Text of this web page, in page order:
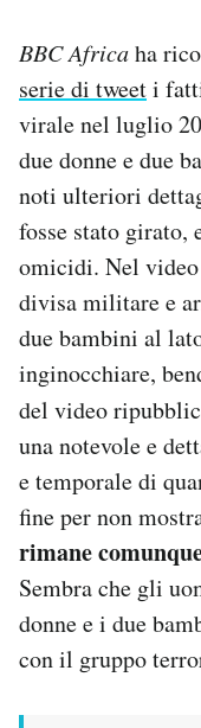
CALENDARIO
AREA
Area Personale
Newsletter
Notifiche mobile
Regala il Post
Hai bisogno di
Esci
BBC Africaha
serie di tweeti
virale nel luglio
due donne e due
noti ulteriori
fosse stato girato,
omicidi. Nel
divisa militare e
due bambini al
inginocchiare,
del video
una notevole e
e temporale di
fine per non
rimane
Sembra che gli
donne e i due
con il gruppo